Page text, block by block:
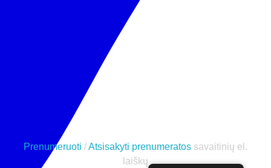
Ei, Europa! Ar galime pasikalbėti?
© 2025. Visos teisės saugomos.
Privatumo politika
Prenumeruoti /Atsisakyti prenumeratos savaitinių el.
laiškų